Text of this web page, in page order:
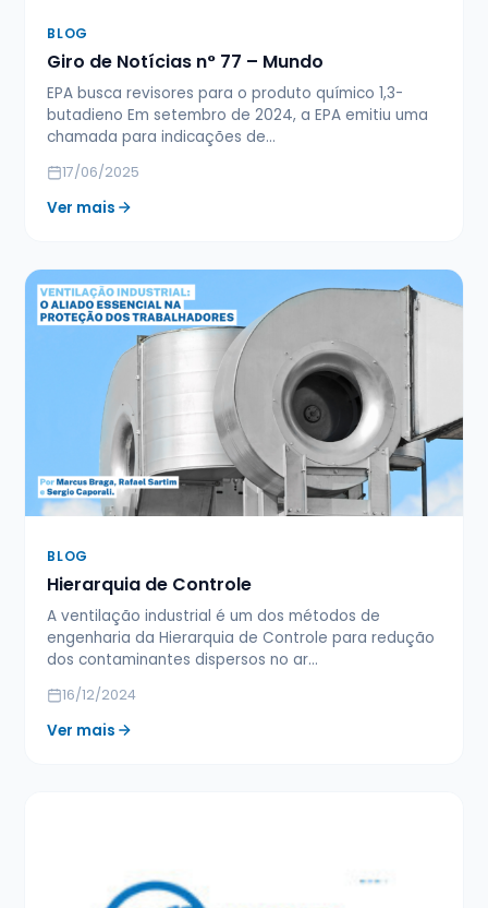
BLOG
Giro de Notícias n° 77 – Mundo
EPA busca revisores para o produto químico 1,3-
butadieno Em setembro de 2024, a EPA emitiu uma
chamada para indicações de…
17/06/2025
Ver mais
BLOG
Hierarquia de Controle
A ventilação industrial é um dos métodos de
engenharia da Hierarquia de Controle para redução
dos contaminantes dispersos no ar…
16/12/2024
Ver mais